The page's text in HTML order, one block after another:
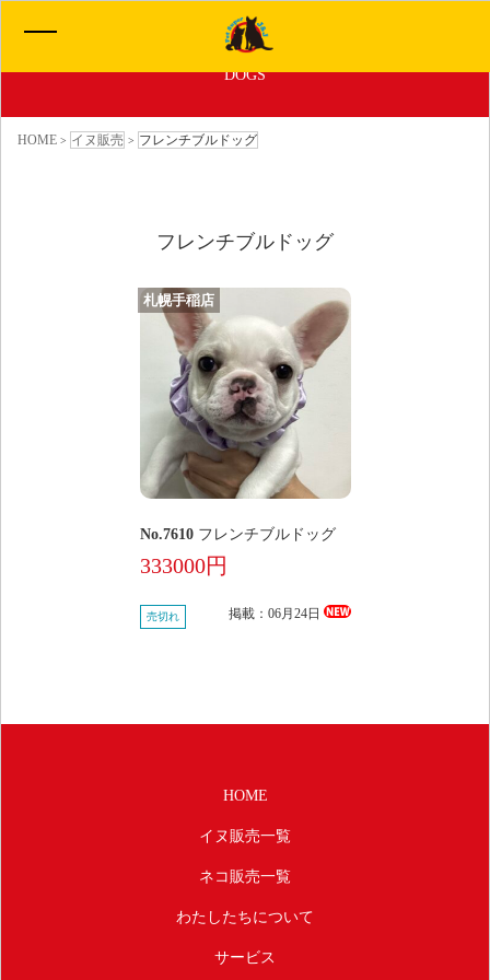
わたしたちについて
子犬ちゃん販売情報
DOGS
HOME > イヌ販売 > フレンチブルドッグ
フレンチブルドッグ
札幌手稲店
No.7610 フレンチブルドッグ
333000円
売切れ 掲載：06月24日
HOME
イヌ販売一覧
ネコ販売一覧
わたしたちについて
サービス